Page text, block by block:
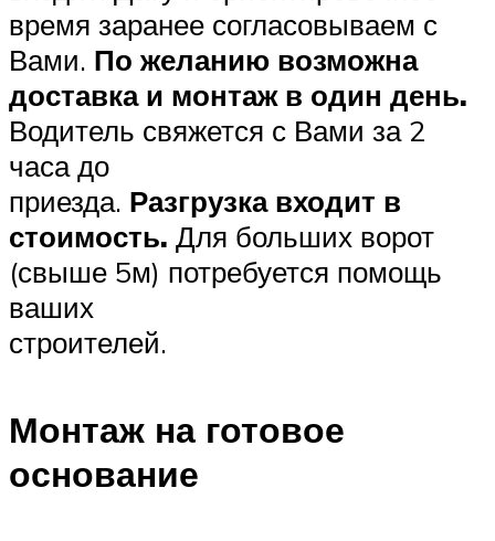
время заранее согласовываем с
Вами. По желанию возможна
доставка и монтаж в один день.
Водитель свяжется с Вами за 2
часа до
приезда. Разгрузка входит в
стоимость. Для больших ворот
(свыше 5м) потребуется помощь
ваших
строителей.
Монтаж на готовое
основание